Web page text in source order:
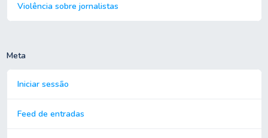
Violência sobre jornalistas
Meta
Iniciar sessão
Feed de entradas